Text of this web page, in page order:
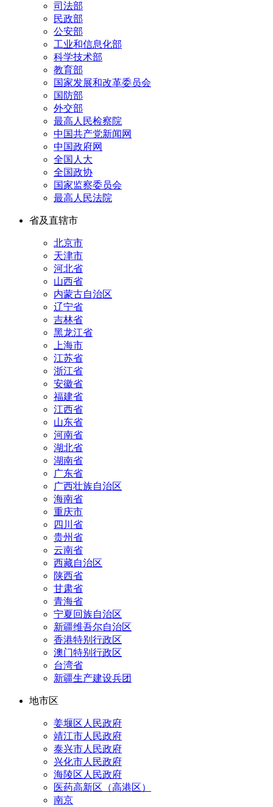
司法部
民政部
公安部
工业和信息化部
科学技术部
教育部
国家发展和改革委员会
国防部
外交部
最高人民检察院
中国共产党新闻网
中国政府网
全国人大
全国政协
国家监察委员会
最高人民法院
省及直辖市
北京市
天津市
河北省
山西省
内蒙古自治区
辽宁省
吉林省
黑龙江省
上海市
江苏省
浙江省
安徽省
福建省
江西省
山东省
河南省
湖北省
湖南省
广东省
广西壮族自治区
海南省
重庆市
四川省
贵州省
云南省
西藏自治区
陕西省
甘肃省
青海省
宁夏回族自治区
新疆维吾尔自治区
香港特别行政区
澳门特别行政区
台湾省
新疆生产建设兵团
地市区
姜堰区人民政府
靖江市人民政府
泰兴市人民政府
兴化市人民政府
海陵区人民政府
医药高新区（高港区）
南京